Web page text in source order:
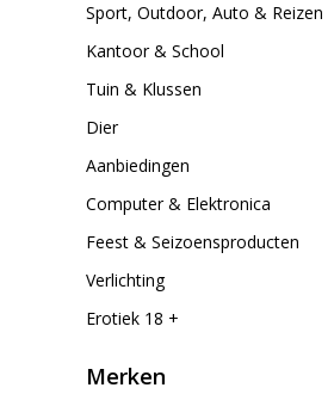
Sport, Outdoor, Auto & Reizen
Kantoor & School
Tuin & Klussen
Dier
Aanbiedingen
Computer & Elektronica
Feest & Seizoensproducten
Verlichting
Erotiek 18 +
Merken